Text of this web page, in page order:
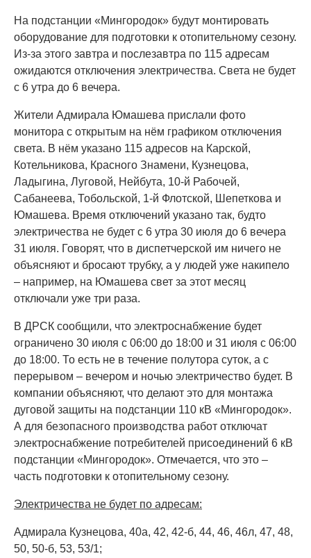
На подстанции «Мингородок» будут монтировать
оборудование для подготовки к отопительному сезону.
Из-за этого завтра и послезавтра по 115 адресам
ожидаются отключения электричества. Света не будет
с 6 утра до 6 вечера.
Жители Адмирала Юмашева прислали фото
монитора с открытым на нём графиком отключения
света. В нём указано 115 адресов на Карской,
Котельникова, Красного Знамени, Кузнецова,
Ладыгина, Луговой, Нейбута, 10-й Рабочей,
Сабанеева, Тобольской, 1-й Флотской, Шепеткова и
Юмашева. Время отключений указано так, будто
электричества не будет с 6 утра 30 июля до 6 вечера
31 июля. Говорят, что в диспетчерской им ничего не
объясняют и бросают трубку, а у людей уже накипело
– например, на Юмашева свет за этот месяц
отключали уже три раза.
В ДРСК сообщили, что электроснабжение будет
ограничено 30 июля с 06:00 до 18:00 и 31 июля с 06:00
до 18:00. То есть не в течение полутора суток, а с
перерывом – вечером и ночью электричество будет. В
компании объясняют, что делают это для монтажа
дуговой защиты на подстанции 110 кВ «Мингородок».
А для безопасного производства работ отключат
электроснабжение потребителей присоединений 6 кВ
подстанции «Мингородок». Отмечается, что это –
часть подготовки к отопительному сезону.
Электричества не будет по адресам:
Адмирала Кузнецова, 40а, 42, 42-б, 44, 46, 46л, 47, 48,
50, 50-б, 53, 53/1;